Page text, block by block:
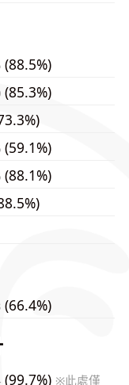
(88.5%)
(85.3%)
(59.1%)
(88.1%)
(66.4%)
(99.7%) ※此處僅